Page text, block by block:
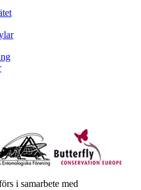
i samarbete med